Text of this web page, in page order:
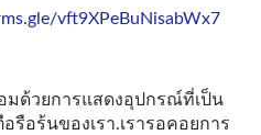
vft9XPeBuNisabWx7
มด้วยการแสดงอุปกรณ์ที่เป็น
อร้นของเรา.เรารอคอยการ